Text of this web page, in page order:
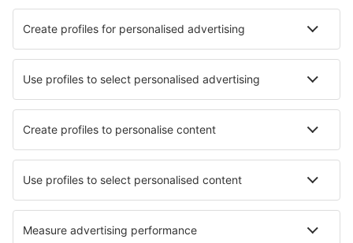
Hotels
Transfers
Attracties
Luchtvaartmaatschappijen
Brussels Airlines
Ryanair
Wizz Air
Tui Fly
Transavia
Over eSky